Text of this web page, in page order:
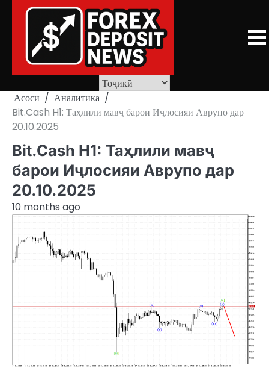
Асосӣ
Аналитика
Bit.Cash H1: Таҳлили мавҷ барои Иҷлосияи Аврупо дар
20.10.2025
Bit.Cash H1: Таҳлили мавҷ
барои Иҷлосияи Аврупо дар
20.10.2025
10 months ago